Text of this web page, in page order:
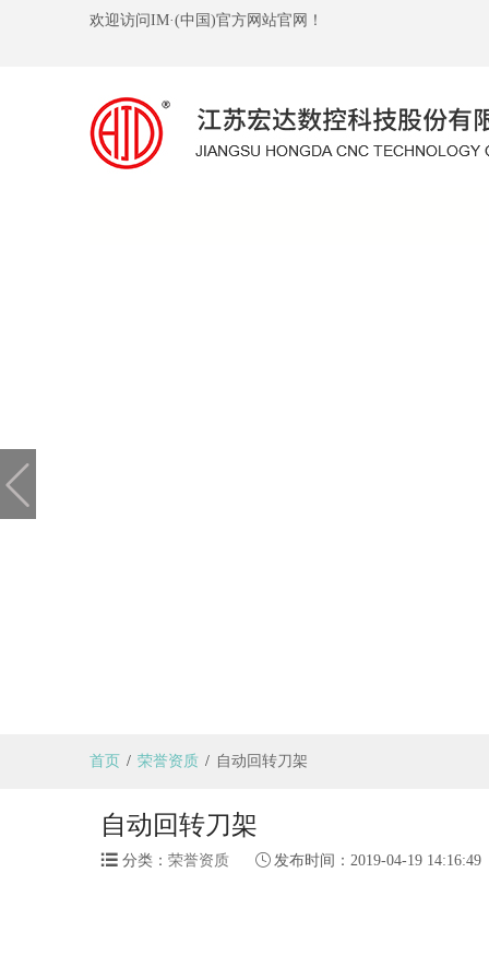
欢迎访问IM·(中国)官方网站官网！
首页 / 荣誉资质 / 自动回转刀架
自动回转刀架
 分类： 荣誉资质  发布时间： 2019-04-19 14:16:49